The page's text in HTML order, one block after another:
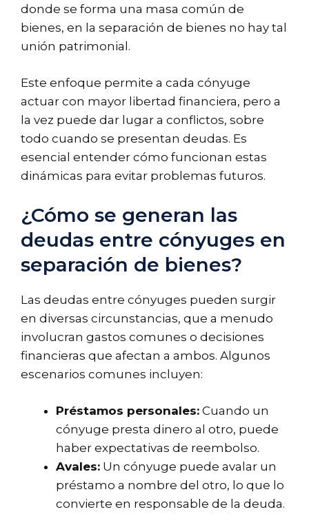
donde se forma una masa común de
bienes, en la separación de bienes no hay tal
unión patrimonial.
Este enfoque permite a cada cónyuge
actuar con mayor libertad financiera, pero a
la vez puede dar lugar a conflictos, sobre
todo cuando se presentan deudas. Es
esencial entender cómo funcionan estas
dinámicas para evitar problemas futuros.
¿Cómo se generan las
deudas entre cónyuges en
separación de bienes?
Las deudas entre cónyuges pueden surgir
en diversas circunstancias, que a menudo
involucran gastos comunes o decisiones
financieras que afectan a ambos. Algunos
escenarios comunes incluyen:
Préstamos personales: Cuando un
cónyuge presta dinero al otro, puede
haber expectativas de reembolso.
Avales: Un cónyuge puede avalar un
préstamo a nombre del otro, lo que lo
convierte en responsable de la deuda.